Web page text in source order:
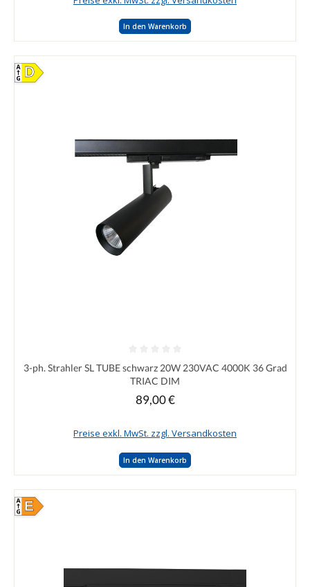
In den Warenkorb
D
Durchschnittliche Bewertung von 0 von 5 Sternen
3-ph. Strahler SL TUBE schwarz 20W 230VAC 4000K 36 Grad
TRIAC DIM
Regulärer Preis:
89,00 €
Preise exkl. MwSt. zzgl. Versandkosten
In den Warenkorb
E